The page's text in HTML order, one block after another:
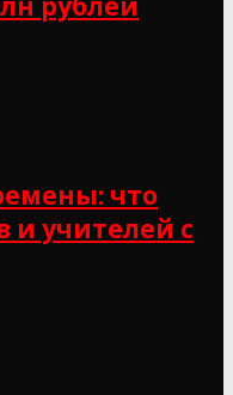
что
и учителей с